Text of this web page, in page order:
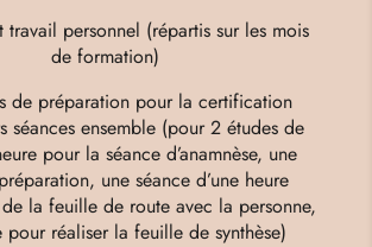
personnel (répartis sur les mois
de formation)
de préparation pour la certification
séances ensemble (pour 2 études de
pour la séance d’anamnèse, une
une séance d’une heure
la feuille de route avec la personne,
pour réaliser la feuille de synthèse)